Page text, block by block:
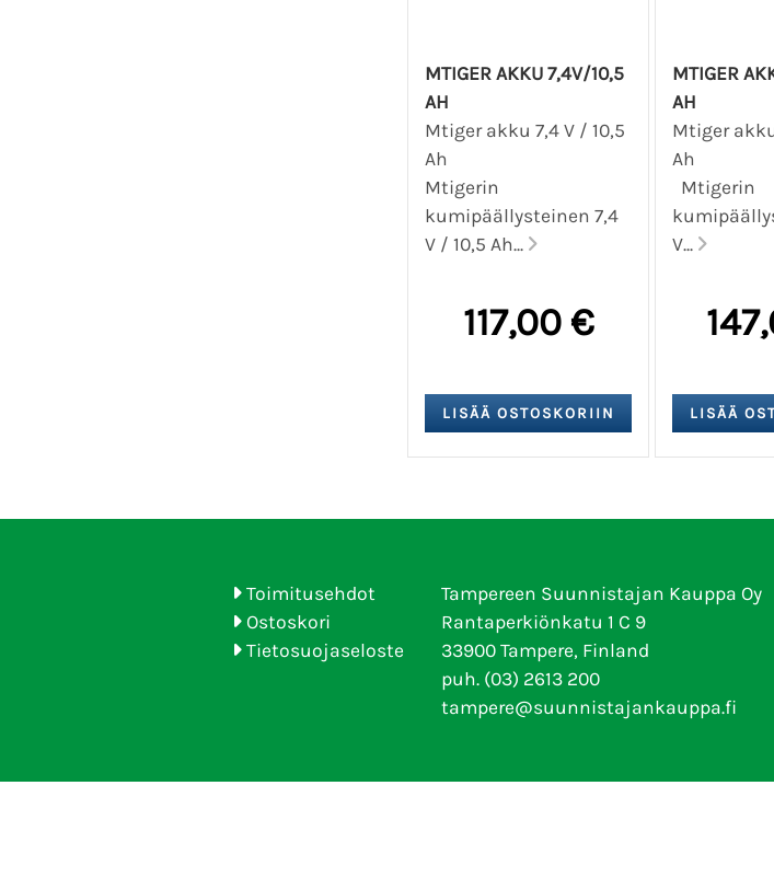
MTIGER AKKU 7,4V/10,5
AH
Mtiger akku 7,4 V / 10,5
Ah
Mtigerin
kumipäällysteinen 7,4
V / 10,5 Ah...
117,00 €
MTIGER
AH
Mtiger
Mtigerin
V...
Toimitusehdot
Ostoskori
Tietosuojaseloste
Tampereen Suunnistajan Kauppa Oy
Rantaperkiönkatu 1 C 9
33900 Tampere, Finland
puh. (03) 2613 200
tampere@suunnistajankauppa.fi